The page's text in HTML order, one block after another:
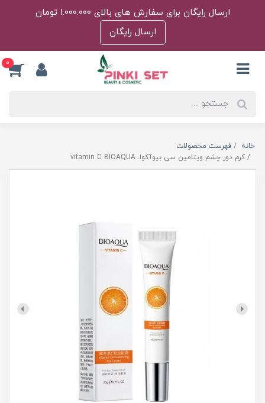
ارسال رایگان برای سفارش های بالای 1.000.000 تومان
ارسال رایگان
0
خانه
فهرست محصولات
کرم دور چشم ویتامین سی بیوآکوا. vitamin C BIOAQUA